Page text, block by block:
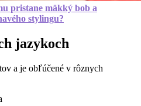
pristane mäkký bob a
stylingu?
jazykoch
a je obľúčené v rôznych